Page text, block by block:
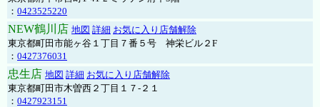
： 0423525220
NEW鶴川店 地図 詳細 お気に入り店舗解除
東京都町田市能ヶ谷１丁目７番５号 神栄ビル２F
： 0427376031
忠生店 地図 詳細 お気に入り店舗解除
東京都町田市木曽西２丁目１７-２１
： 0427923151